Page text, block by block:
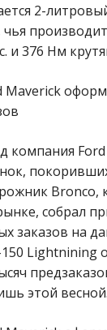
2-
и 376 Нм
компания
Bronco,
собрал
заказов на
150 Lightnining
этой весной.